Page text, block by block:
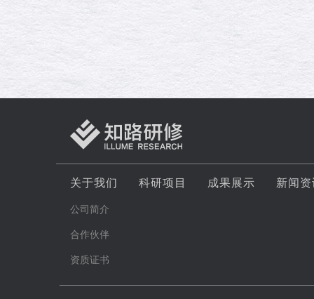
关于我们
公司简介
合作伙伴
资质证书
科研项目 成果展示 新闻